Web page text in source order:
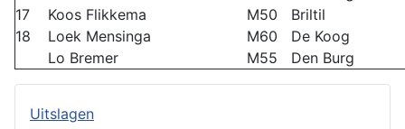
17
Koos Flikkema M50
Briltil
18
Loek Mensinga M60
De Koog
Lo Bremer
M55 Den Burg
Uitslagen